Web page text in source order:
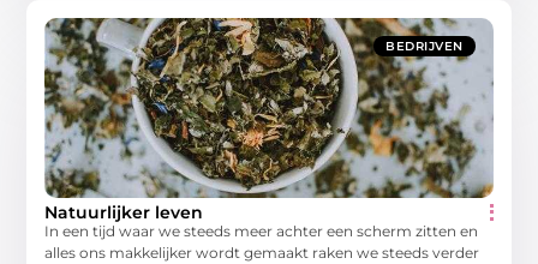
BEDRIJVEN
Natuurlijker leven
In een tijd waar we steeds meer achter een scherm zitten en
alles ons makkelijker wordt gemaakt raken we steeds verder